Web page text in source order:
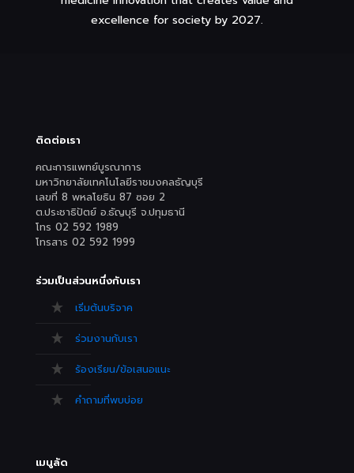
excellence for society by 2027.
ติดต่อเรา
คณะการแพทย์บูรณาการ
มหาวิทยาลัยเทคโนโลยีราชมงคลธัญบุรี
เลขที่ 8 พหลโยธิน 87 ซอย 2
ต.ประชาธิปัตย์ อ.ธัญบุรี จ.ปทุมธานี
โทร 02 592 1989
โทรสาร 02 592 1999
ร่วมเป็นส่วนหนึ่งกับเรา
เริ่มต้นบริจาค
ร่วมงานกับเรา
ร้องเรียน/ข้อเสนอแนะ
คำถามที่พบบ่อย
เมนูลัด